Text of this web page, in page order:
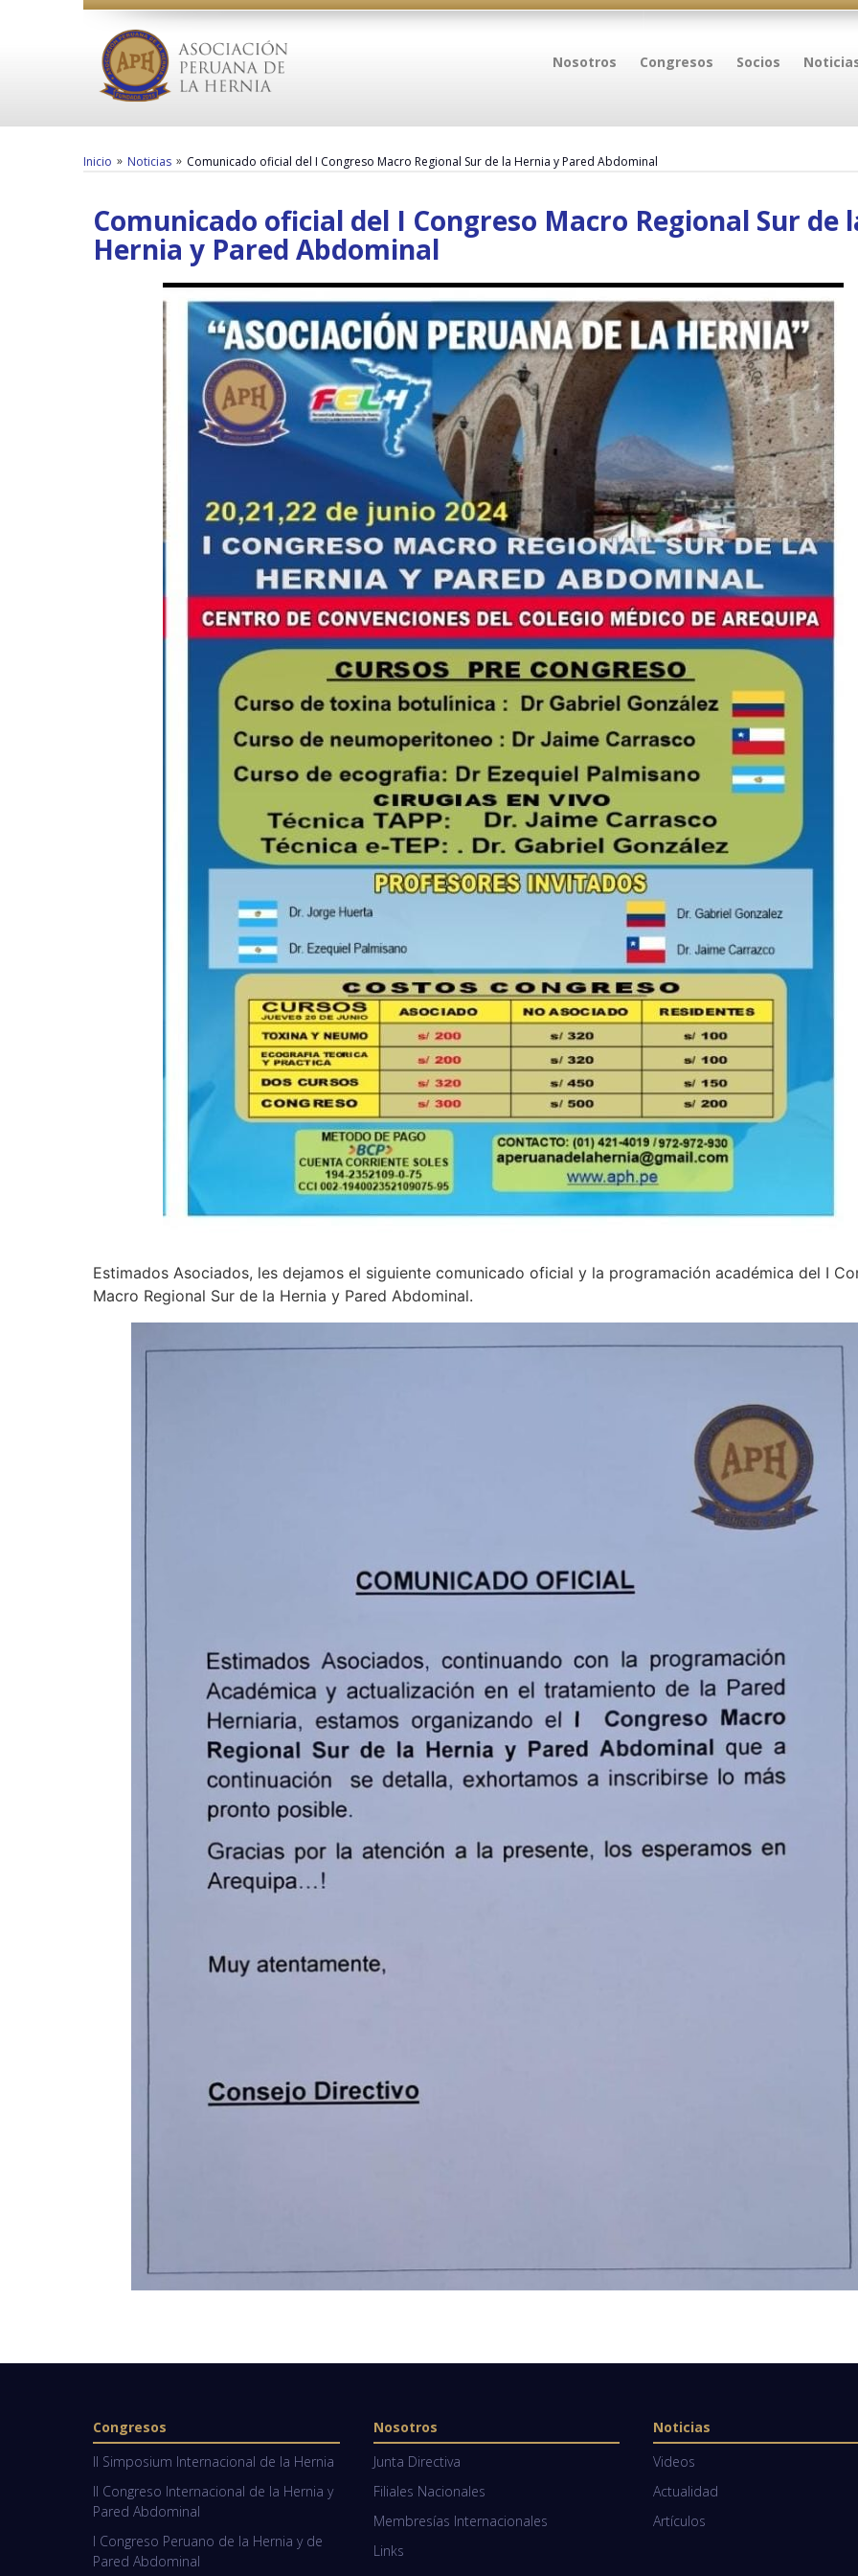
Nosotros Congresos Socios
Inicio » Noticias » Comunicado oficial del I Congreso Macro Regional Sur de la Hernia y Pared Abdominal
Comunicado oficial del I Congreso Macro Regional Sur de
Hernia y Pared Abdominal
Estimados Asociados, les dejamos el siguiente comunicado oficial y la programación académica del I
Macro Regional Sur de la Hernia y Pared Abdominal.
Congresos
II Simposium Internacional de la Hernia
II Congreso Internacional de la Hernia y
Pared Abdominal
I Congreso Peruano de la Hernia y de
Pared Abdominal
Nosotros
Junta Directiva
Filiales Nacionales
Membresías Internacionales
Links
Noticias
Videos
Actualidad
Artículos